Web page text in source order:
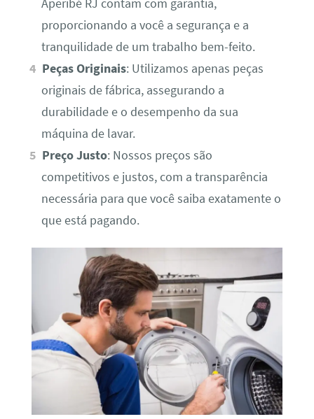
Aperibé RJ contam com garantia,
proporcionando a você a segurança e a
tranquilidade de um trabalho bem-feito.
Peças Originais: Utilizamos apenas peças
originais de fábrica, assegurando a
durabilidade e o desempenho da sua
máquina de lavar.
Preço Justo: Nossos preços são
competitivos e justos, com a transparência
necessária para que você saiba exatamente o
que está pagando.